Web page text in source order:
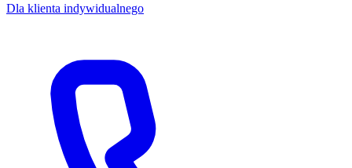
Dla klienta indywidualnego